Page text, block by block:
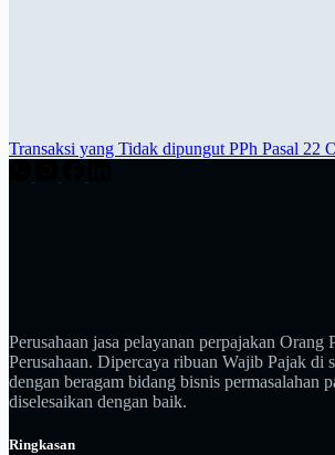
Transaksi yang Tidak dipungut PPh Pasal 22
Perusahaan jasa pelayanan perpajakan Orang
Perusahaan. Dipercaya ribuan Wajib Pajak di
dengan beragam bidang bisnis permasalahan
diselesaikan dengan baik.
Ringkasan